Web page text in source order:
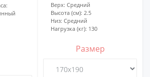
Верх: Средний
Высота (см): 2.5
Низ: Средний
Нагрузка (кг): 130
Размер